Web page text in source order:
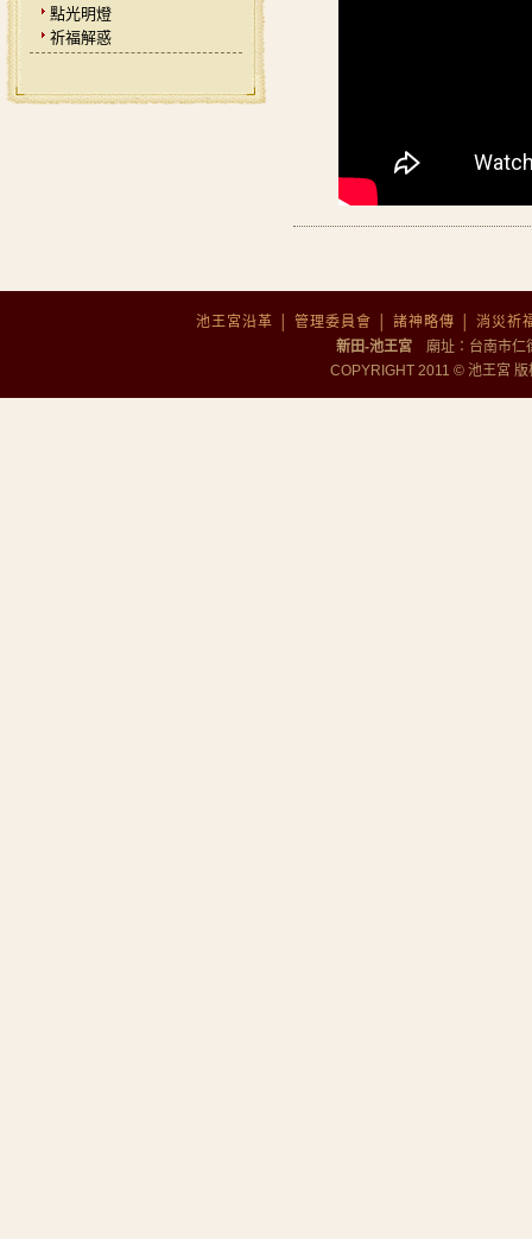
點光明燈
祈福解惑
池王宮沿革 管理委員會 諸神略傳
消災祈
新田-池王宮 廟址：台南市仁
COPYRIGHT 2011 © 池王宮